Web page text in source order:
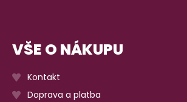
VŠE O NÁKUPU
Kontakt
Doprava a platba